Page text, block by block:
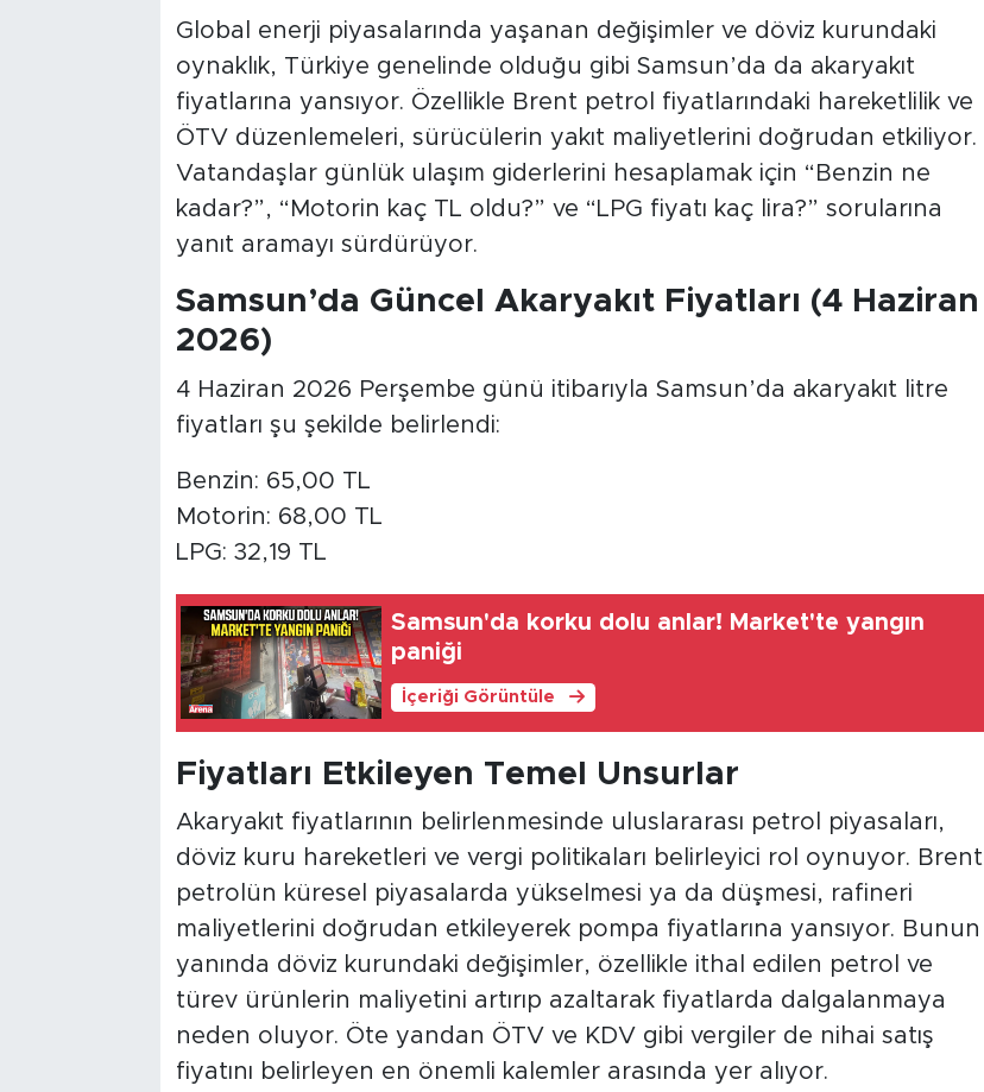
Global enerji piyasalarında yaşanan değişimler ve döviz kurundaki
oynaklık, Türkiye genelinde olduğu gibi Samsun’da da akaryakıt
fiyatlarına yansıyor. Özellikle Brent petrol fiyatlarındaki hareketlilik ve
ÖTV düzenlemeleri, sürücülerin yakıt maliyetlerini doğrudan etkiliyor.
Vatandaşlar günlük ulaşım giderlerini hesaplamak için “Benzin ne
kadar?”, “Motorin kaç TL oldu?” ve “LPG fiyatı kaç lira?” sorularına
yanıt aramayı sürdürüyor.
Samsun’da Güncel Akaryakıt Fiyatları (4 Haziran
2026)
4 Haziran 2026 Perşembe günü itibarıyla Samsun’da akaryakıt litre
fiyatları şu şekilde belirlendi:
Benzin: 65,00 TL
Motorin: 68,00 TL
LPG: 32,19 TL
Samsun'da korku dolu anlar! Market'te yangın
paniği
İçeriği Görüntüle
Fiyatları Etkileyen Temel Unsurlar
Akaryakıt fiyatlarının belirlenmesinde uluslararası petrol piyasaları,
döviz kuru hareketleri ve vergi politikaları belirleyici rol oynuyor. Brent
petrolün küresel piyasalarda yükselmesi ya da düşmesi, rafineri
maliyetlerini doğrudan etkileyerek pompa fiyatlarına yansıyor. Bunun
yanında döviz kurundaki değişimler, özellikle ithal edilen petrol ve
türev ürünlerin maliyetini artırıp azaltarak fiyatlarda dalgalanmaya
neden oluyor. Öte yandan ÖTV ve KDV gibi vergiler de nihai satış
fiyatını belirleyen en önemli kalemler arasında yer alıyor.